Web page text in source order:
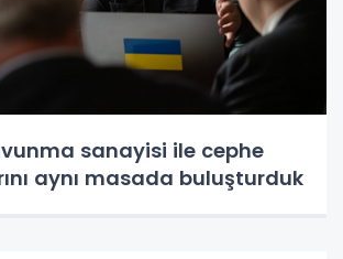
sanayisi ile cephe
aynı masada buluşturduk